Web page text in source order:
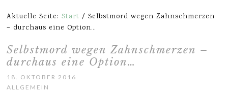
Aktuelle Seite:Start / Selbstmord wegen Zahnschmerzen
– durchaus eine Option…
Selbstmord wegen Zahnschmerzen –
durchaus eine Option…
18. OKTOBER 2016
ALLGEMEIN